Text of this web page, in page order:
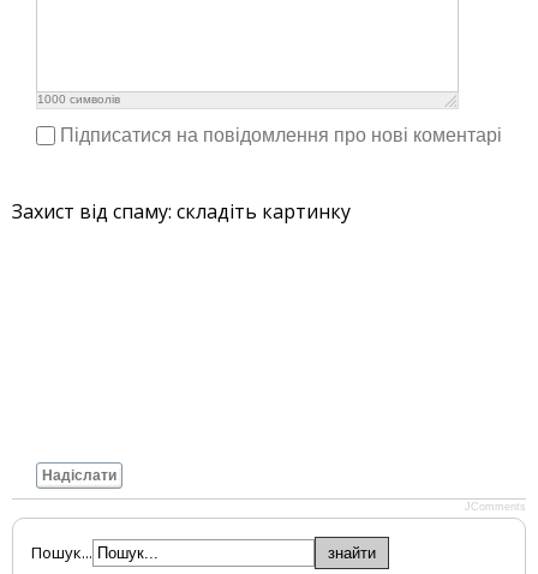
1000 символів
Підписатися на повідомлення про нові коментарі
Захист від спаму: складіть картинку
Надіслати
JComments
Пошук...